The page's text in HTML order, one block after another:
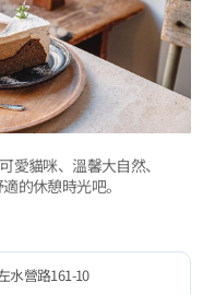
愛貓咪、溫馨大自然、
的休憩時光吧。
水營路161-10